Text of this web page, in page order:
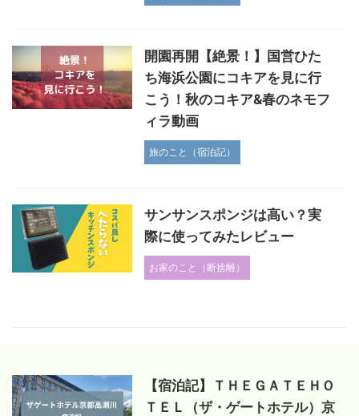
開園再開【絶景！】国営ひた
ち海浜公園にコキアを見に行
こう！秋のコキア&春のネモフ
ィラ動画
旅のこと（宿泊記）
サンサンスポンジは高い？実
際に使ってみたレビュー
お家のこと（断捨離）
【宿泊記】ＴＨＥＧＡＴＥＨＯ
ＴＥＬ（ザ・ゲートホテル）京